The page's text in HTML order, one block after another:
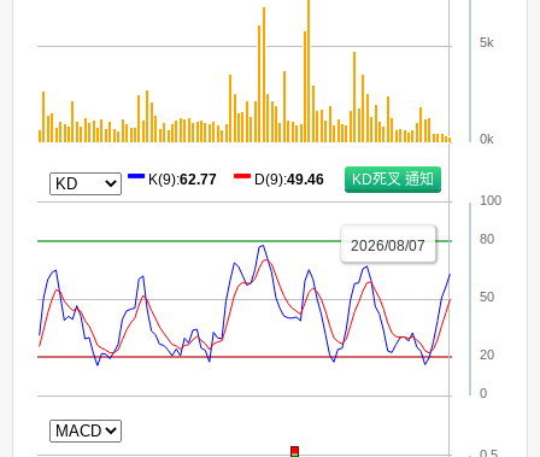
0k
5k
0
20
50
80
100
2026/08/07
K(9):62.77 D(9):49.46